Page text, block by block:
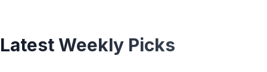
Latest Weekly Picks